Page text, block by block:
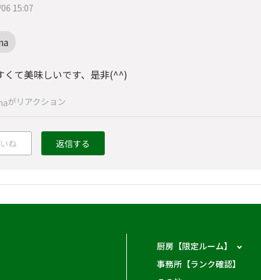
15:07
くて美味しいです、是非(^^)
がリアクション
ね 返信する
厨房【限定ルーム】
事務所【ランク確認】